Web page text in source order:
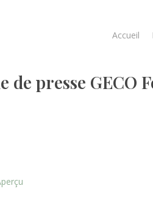
Accueil
de presse GECO